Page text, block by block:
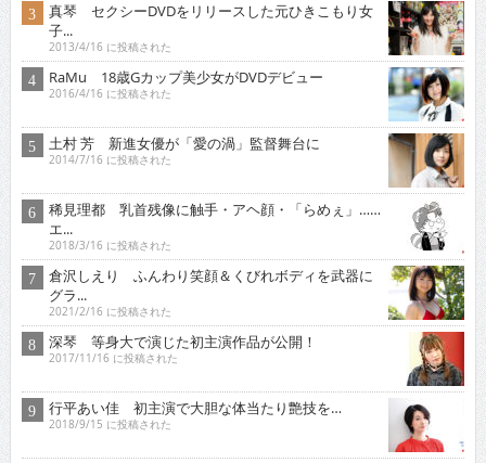
真琴 セクシーDVDをリリースした元ひきこもり女
子...
2013/4/16 に投稿された
RaMu 18歳Gカップ美少女がDVDデビュー
2016/4/16 に投稿された
土村 芳 新進女優が「愛の渦」監督舞台に
2014/7/16 に投稿された
稀見理都 乳首残像に触手・アヘ顔・「らめぇ」……
エ...
2018/3/16 に投稿された
倉沢しえり ふんわり笑顔＆くびれボディを武器に
グラ...
2021/2/16 に投稿された
深琴 等身大で演じた初主演作品が公開！
2017/11/16 に投稿された
行平あい佳 初主演で大胆な体当たり艶技を…
2018/9/15 に投稿された